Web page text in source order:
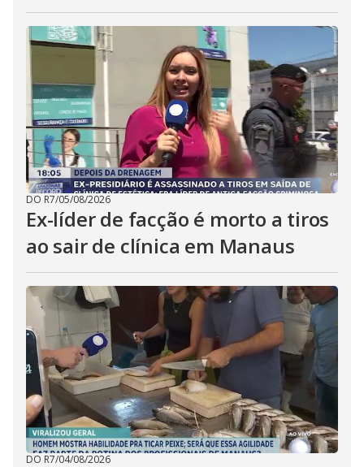
DO R7/05/08/2026
Ex-líder de facção é morto a tiros
ao sair de clínica em Manaus
DO R7/04/08/2026